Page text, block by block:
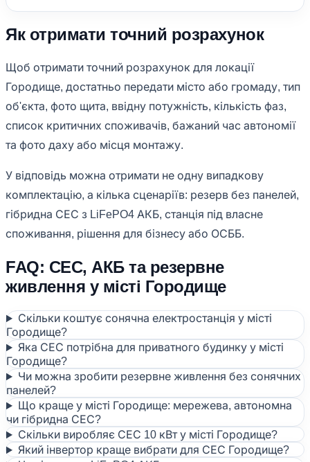
Як отримати точний розрахунок
Щоб отримати точний розрахунок для локації
Городище, достатньо передати місто або громаду, тип
об'єкта, фото щита, ввідну потужність, кількість фаз,
список критичних споживачів, бажаний час автономії
та фото даху або місця монтажу.
У відповідь можна отримати не одну випадкову
комплектацію, а кілька сценаріїв: резерв без панелей,
гібридна СЕС з LiFePO4 АКБ, станція під власне
споживання, рішення для бізнесу або ОСББ.
FAQ: СЕС, АКБ та резервне
живлення у місті Городище
Скільки коштує сонячна електростанція у місті
Городище?
Яка СЕС потрібна для приватного будинку у місті
Городище?
Чи можна зробити резервне живлення без сонячних
панелей?
Що краще у місті Городище: мережева, автономна
чи гібридна СЕС?
Скільки виробляє СЕС 10 кВт у місті Городище?
Який інвертор краще вибрати для СЕС Городище?